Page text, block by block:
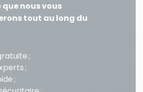
que nous vous
tout au long du
;
;
;